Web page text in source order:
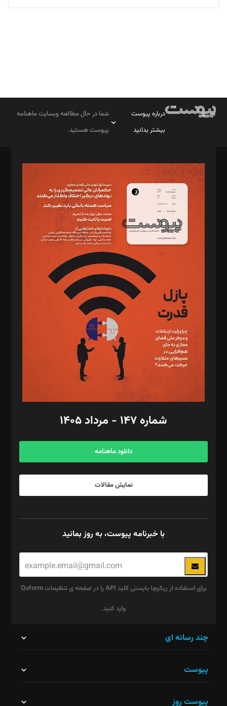
تحریریه
درباره پیوست
بیشتر بدانید
شما در حال مطالعه وبسایت ماهنامه
پیوست هستید.
مدیر مسئول: محمدباقر اثنی‌عشری
سردبیر: مهرک محمودی
دبیر تحریریه: میثم قاسمی
د‌بیر ناداستان: سمانه سمیع
د‌بیر خدمت و تجارت: ابوالفضل رجبی
د‌بیر حقوق فناوری: حسام‌الدین ایپکچی
د‌بیر پیوست جهان: مینا پاکدل
د‌بیر تحریریه آنلاین: بابک نقاش
تحریریه‌: مجتبی محمود‌ی، آرش برهمند، یسنا امان‌پور، سروش کرمیان،
مصطفی مسجدی آرانی، ابوالفضل رجبی، زهرا فکرانه، فائزه فتحی
رستمی،مصطفی باستان
ویرایش: نگار استاد‌‌آقا
طراح یونیفرم: مجید توکلی
فیلمبرداری و عکاسی: امیر شفیعی، مانی لطفی زاده
گرافیک و صفحه‌آرایی: سید‌سبحان‌علی ثابت
مد‌یر توسعه تجاری: کامبیز برید‌
امور مالی: شاپور رهبری، محمد‌ کاظمی‌نیا
آگهی و مشترکین: ۰۹۱۹۹۹۹۰۴۵۴
شماره ۱۴۷ - مرداد ۱۴۰۵
دانلود ماهنامه
نمایش مقالات
با خبرنامه پیوست، به روز بمانید
برای استفاده از ریکپچا بایستی کلید API را در صفحه ی تنظیمات Quform
وارد کنید.
نباید
چند رسانه ای
پیوست
پیوست روز